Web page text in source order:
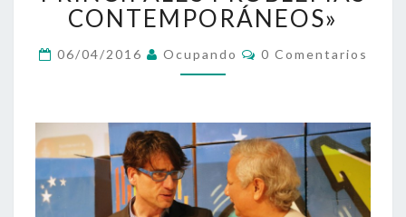
UNA
BÁSICA
ES
PRINCIPALES
PROBLEMAS
CONTEMPORÁNEOS»
CONTEMPORÁNEOS»
06/04/2016 Ocupando Comentarios
0 Comentarios